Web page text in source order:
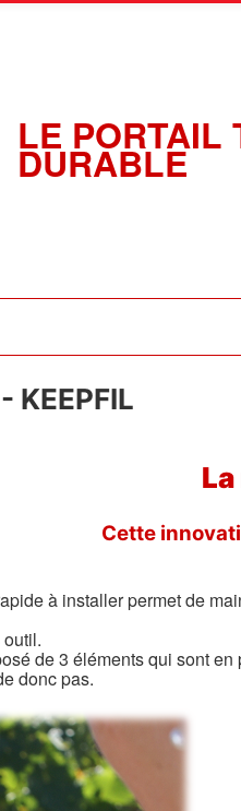
LE PORTAIL
DURABLE
KEEPFIL
Cette
à installer permet de
de 3 éléments qui sont
donc pas.